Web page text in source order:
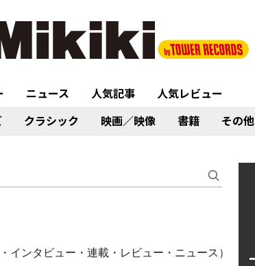
ニュース 人気記事
人気レビュー
クラシック 映画／映像 書籍 その他
インタビュー・連載・レビュー・ニュース）